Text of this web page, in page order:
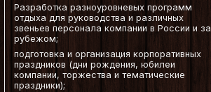
Разработка разноуровневых программ
отдыха для руководства и различных
звеньев персонала компании в России и за
рубежом;
подготовка и организация корпоративных
праздников (дни рождения, юбилеи
компании, торжества и тематические
праздники);